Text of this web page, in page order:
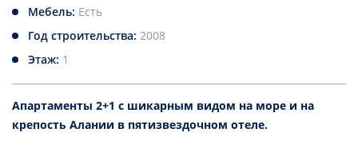
Мебель: Есть
Год строительства: 2008
Этаж: 1
Апартаменты 2+1 с шикарным видом на море и на
крепость Алании в пятизвездочном отеле.